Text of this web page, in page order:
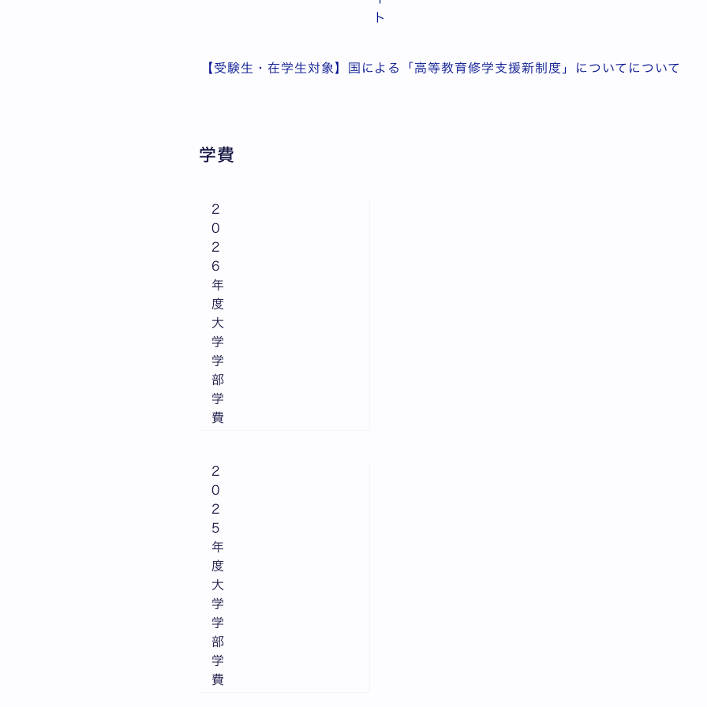
ト
【受験生・在学生対象】国による「高等教育修学支援新制度」についてについて
学費
2
0
2
6
年
度
大
学
学
部
学
費
2
0
2
5
年
度
大
学
学
部
学
費